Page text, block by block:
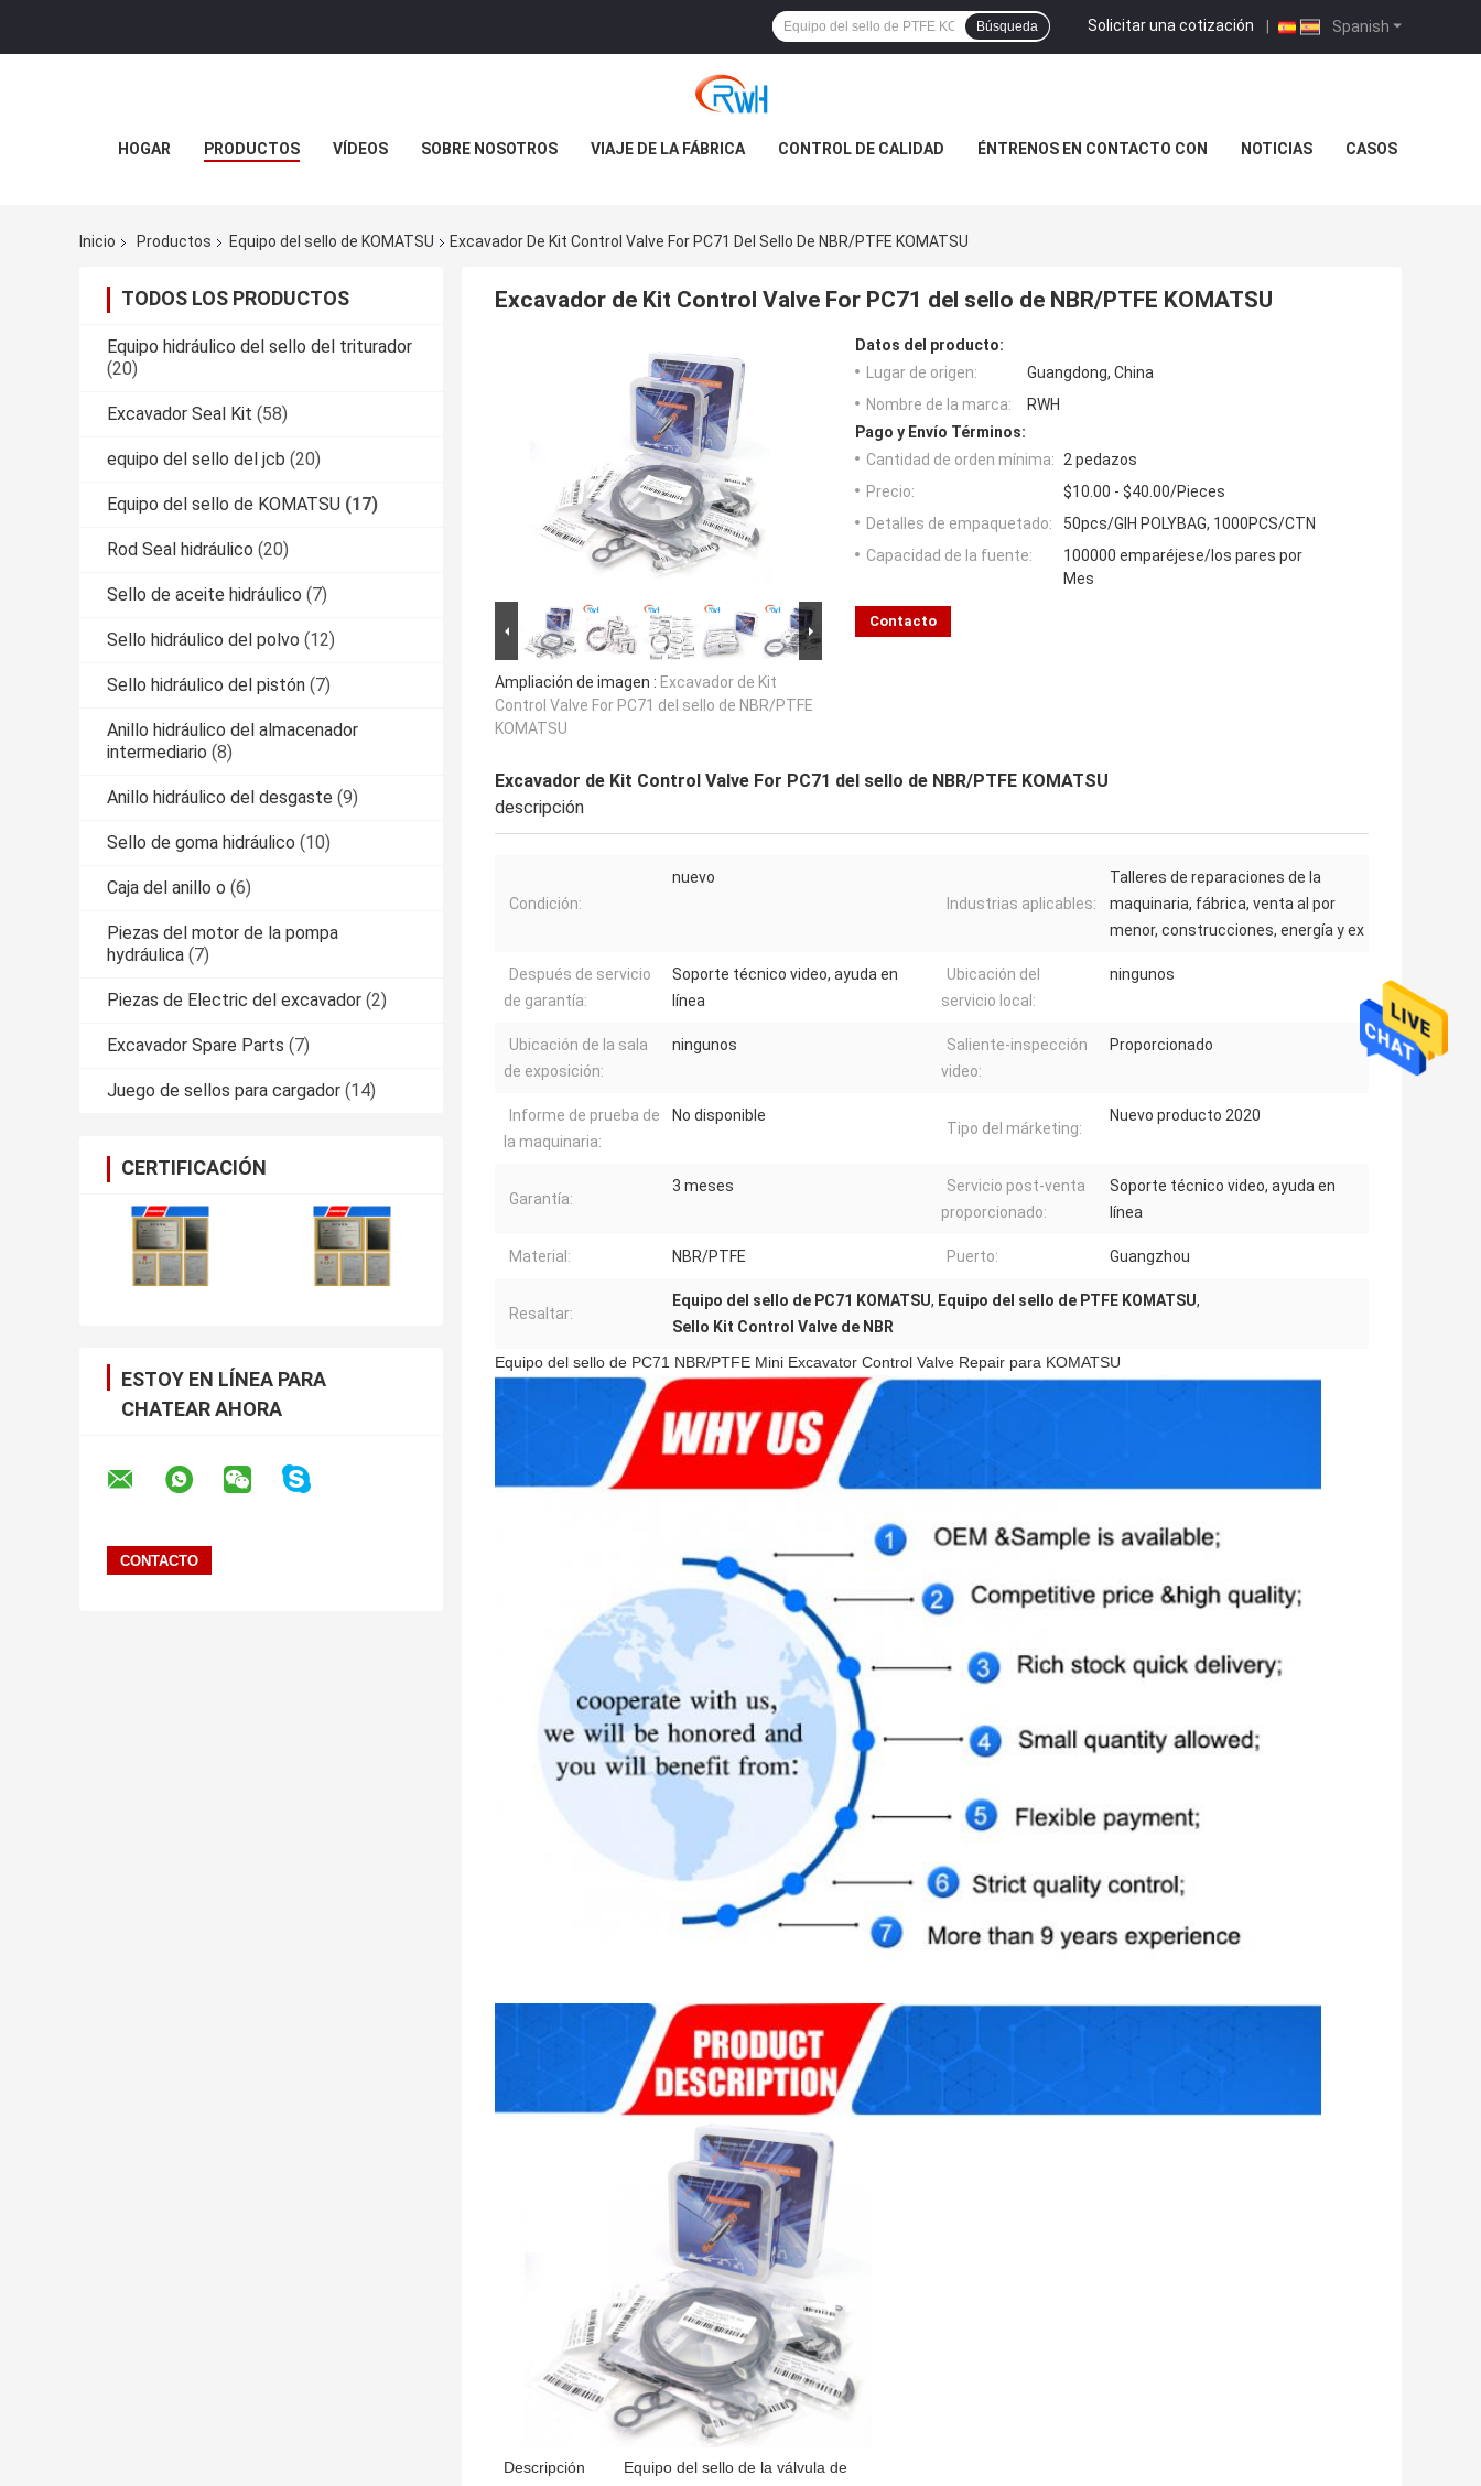
Spanish
Solicitar una cotización |
Búsqueda
HOGAR PRODUCTOS VÍDEOS SOBRE NOSOTROS VIAJE DE LA FÁBRICA CONTROL DE CALIDAD ÉNTRENOS EN CONTACTO CON NOTICIAS CASOS
Inicio Productos Equipo del sello de KOMATSU Excavador De Kit Control Valve For PC71 Del Sello De NBR/PTFE KOMATSU
TODOS LOS PRODUCTOS
Equipo hidráulico del sello del triturador
(20)
Excavador Seal Kit (58)
equipo del sello del jcb (20)
Equipo del sello de KOMATSU (17)
Rod Seal hidráulico (20)
Sello de aceite hidráulico (7)
Sello hidráulico del polvo (12)
Sello hidráulico del pistón (7)
Anillo hidráulico del almacenador
intermediario (8)
Anillo hidráulico del desgaste (9)
Sello de goma hidráulico (10)
Caja del anillo o (6)
Piezas del motor de la pompa
hydráulica (7)
Piezas de Electric del excavador (2)
Excavador Spare Parts (7)
Juego de sellos para cargador (14)
CERTIFICACIÓN
ESTOY EN LÍNEA PARA
CHATEAR AHORA
Excavador de Kit Control Valve For PC71 del sello de NBR/PTFE KOMATSU
Ampliación de imagen : Excavador de Kit
Control Valve For PC71 del sello de NBR/PTFE
KOMATSU
Datos del producto:
Lugar de origen:
Guangdong, China
Nombre de la marca:
RWH
Pago y Envío Términos:
Cantidad de orden mínima: 2 pedazos
Precio:
$10.00 - $40.00/Pieces
Detalles de empaquetado:
50pcs/GIH POLYBAG, 1000PCS/CTN
Capacidad de la fuente:
100000 emparéjese/los pares por
Mes
Contacto
Excavador de Kit Control Valve For PC71 del sello de NBR/PTFE KOMATSU
descripción
Condición:
nuevo
Industrias aplicables:
Talleres de reparaciones de la
maquinaria, fábrica, venta al por
menor, construcciones, energía y ex
Después de servicio
de garantía:
Soporte técnico video, ayuda en
línea
Ubicación del
servicio local:
ningunos
Ubicación de la sala
de exposición:
ningunos
Saliente-inspección
video:
Proporcionado
Informe de prueba de
la maquinaria:
No disponible
Tipo del márketing:
Nuevo producto 2020
Garantía:
3 meses
Servicio post-venta
proporcionado:
Soporte técnico video, ayuda en
línea
Material: NBR/PTFE Puerto: Guangzhou
Resaltar:
Equipo del sello de PC71 KOMATSU, Equipo del sello de PTFE KOMATSU,
Sello Kit Control Valve de NBR
Equipo del sello de PC71 NBR/PTFE Mini Excavator Control Valve Repair para KOMATSU
Descripción
Equipo del sello de la válvula de